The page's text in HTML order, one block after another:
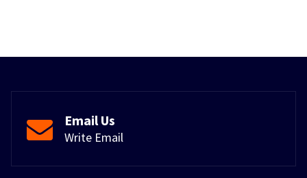
Email Us
Write Email